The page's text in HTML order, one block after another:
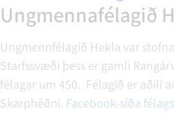
Ungmennafélagið
Ungmennfélagið Hekla var
Starfssvæði þess er gamli
félagar um 450. Félagið er aðili
Skarphéðni. Facebook-síða